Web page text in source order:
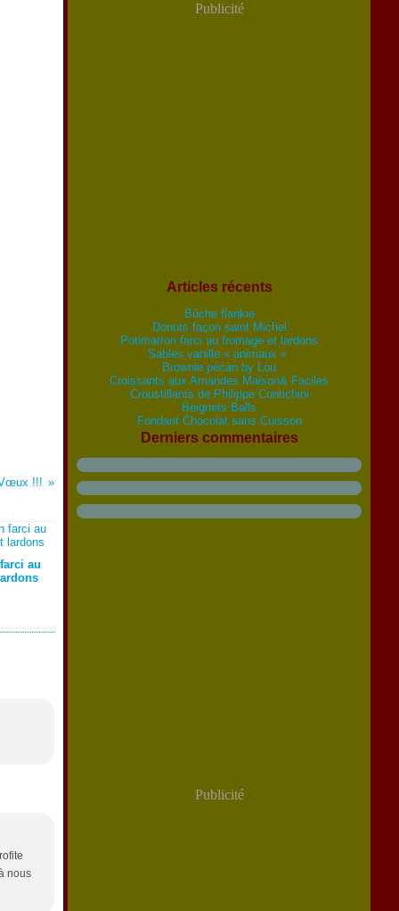
!!!
au
nous
Publicité
Articles récents
Bûche flankie
Donuts façon saint Michel
Potimarron farci au fromage et lardons
Sables vanille « animaux «
Brownie pécan by Lou
Croissants aux Amandes Maison& Faciles
Croustillants de Philippe Contichini
Beignets Balls
Fondant Chocolat sans Cuisson
Derniers commentaires
Publicité